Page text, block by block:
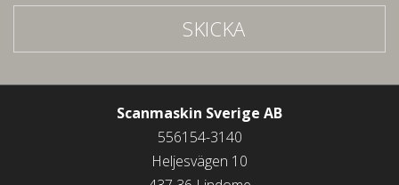
SKICKA
Scanmaskin Sverige AB
556154-3140
Heljesvägen 10